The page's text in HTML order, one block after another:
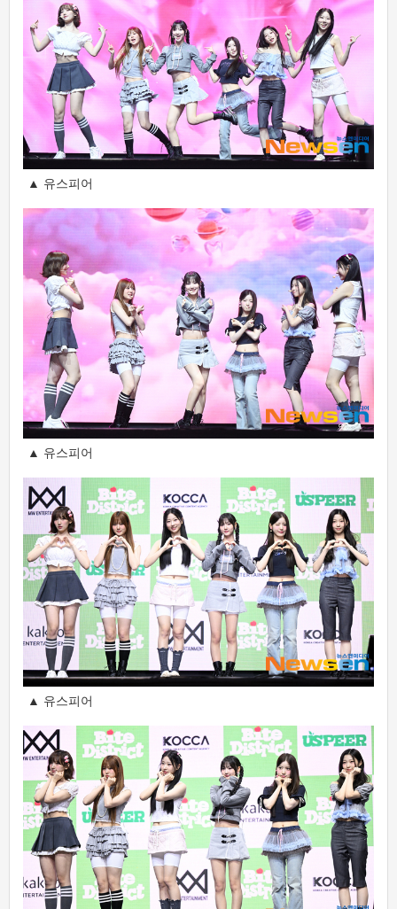
▲ 유스피어
▲ 유스피어
▲ 유스피어